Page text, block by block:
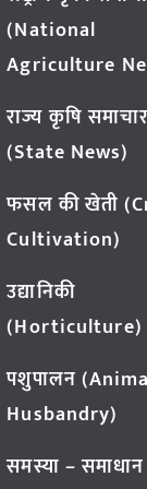
(National
Agriculture
राज्य कृषि समाचार
(State News)
फसल की खेती
Cultivation)
उद्यानिकी
(Horticulture)
पशुपालन
Husbandry)
समस्या – समाधान